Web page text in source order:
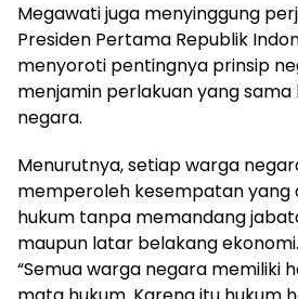
Megawati juga menyinggung
Presiden Pertama Republik
menyoroti pentingnya prinsip
menjamin perlakuan yang
negara.
Menurutnya, setiap warga
memperoleh kesempatan yang
hukum tanpa memandang
maupun latar belakang ekonomi.
“Semua warga negara memiliki